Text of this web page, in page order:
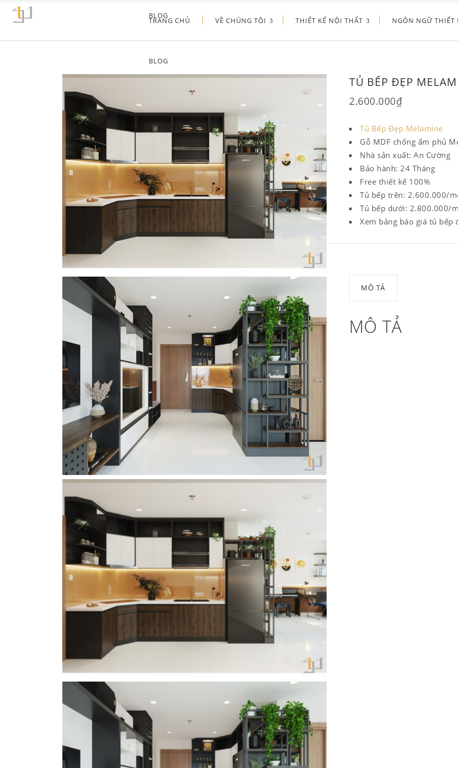
TRANG CHỦ VỀ CHÚNG TÔI THIẾT KẾ NỘI THẤT NGÔN NGỮ THIẾT
BLOG
BLOG
TỦ BẾP ĐẸP
2.600.000₫
Tủ Bếp Đẹp Melamine
Gỗ MDF chống ẩm phủ
Nhà sản xuất: An Cường
Bảo hành: 24 Tháng
Free thiết kế 100%
Tủ bếp trên: 2.600.000/
Tủ bếp dưới: 2.800.000/
Xem bảng báo giá tủ bếp
MÔ TẢ
MÔ TẢ